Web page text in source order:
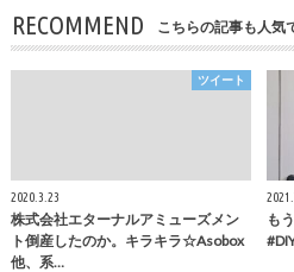
RECOMMEND こちらの記事も人気
ツイート
2020.3.23
株式会社エターナルアミューズメン
ト倒産したのか。キラキラ☆Asobox
他、系…
も